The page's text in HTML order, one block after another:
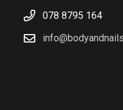
078 8795 164